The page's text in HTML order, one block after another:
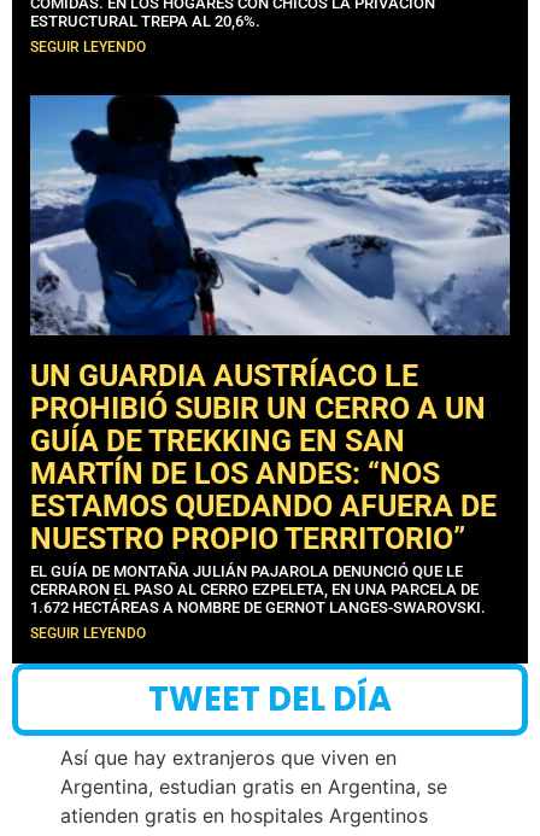
ESTRUCTURAL TREPA AL 20,6%.
SEGUIR LEYENDO
UN GUARDIA AUSTRÍACO LE
PROHIBIÓ SUBIR UN CERRO A UN
GUÍA DE TREKKING EN SAN
MARTÍN DE LOS ANDES: “NOS
ESTAMOS QUEDANDO AFUERA DE
NUESTRO PROPIO TERRITORIO”
EL GUÍA DE MONTAÑA JULIÁN PAJAROLA DENUNCIÓ QUE LE
CERRARON EL PASO AL CERRO EZPELETA, EN UNA PARCELA DE
1.672 HECTÁREAS A NOMBRE DE GERNOT LANGES-SWAROVSKI.
SEGUIR LEYENDO
TWEET DEL DÍA
Así que hay extranjeros que viven en
Argentina, estudian gratis en Argentina, se
atienden gratis en hospitales Argentinos